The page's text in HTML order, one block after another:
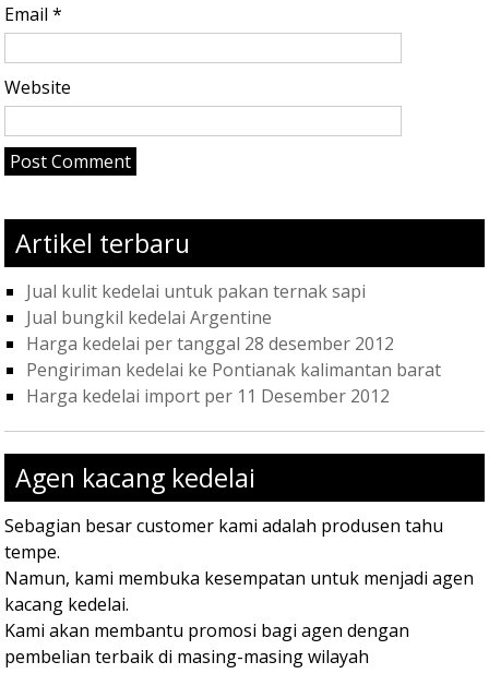
Email*
Website
Artikel terbaru
Jual kulit kedelai untuk pakan ternak sapi
Jual bungkil kedelai Argentine
Harga kedelai per tanggal 28 desember 2012
Pengiriman kedelai ke Pontianak kalimantan barat
Harga kedelai import per 11 Desember 2012
Agen kacang kedelai
Sebagian besar customer kami adalah produsen tahu
tempe.
Namun, kami membuka kesempatan untuk menjadi agen
kacang kedelai.
Kami akan membantu promosi bagi agen dengan
pembelian terbaik di masing-masing wilayah